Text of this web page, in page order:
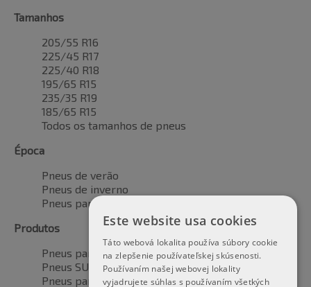
Tamanhos
205/55 R16
225/45 R17
225/40 R18
195/65 R15
235/35 R19
185/65 R15
Todos os tamanhos de pneus
Época
Pneus de verão
Pneus de inverno
Pneus para todas as estações
Produtos
Pneus para automóveis
Pneus SUV / 4x4
Pneus para veículos de transporte
Este website usa cookies
Táto webová lokalita používa súbory cookie
na zlepšenie používateľskej skúsenosti.
Používaním našej webovej lokality
vyjadrujete súhlas s používaním všetkých